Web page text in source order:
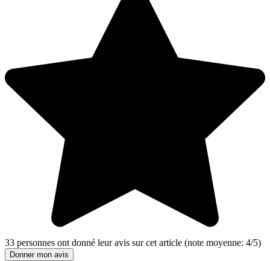
33 personnes ont donné leuravis sur cet article (note moyenne: 4/5)
Donner mon avis